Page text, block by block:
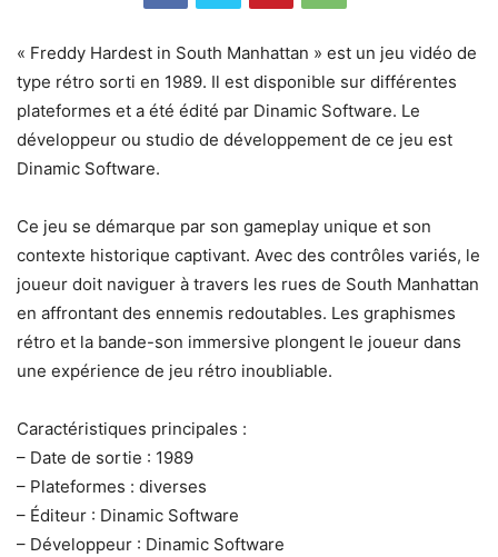
« Freddy Hardest in South Manhattan » est un jeu vidéo de
type rétro sorti en 1989. Il est disponible sur différentes
plateformes et a été édité par Dinamic Software. Le
développeur ou studio de développement de ce jeu est
Dinamic Software.
Ce jeu se démarque par son gameplay unique et son
contexte historique captivant. Avec des contrôles variés, le
joueur doit naviguer à travers les rues de South Manhattan
en affrontant des ennemis redoutables. Les graphismes
rétro et la bande-son immersive plongent le joueur dans
une expérience de jeu rétro inoubliable.
Caractéristiques principales :
– Date de sortie : 1989
– Plateformes : diverses
– Éditeur : Dinamic Software
– Développeur : Dinamic Software